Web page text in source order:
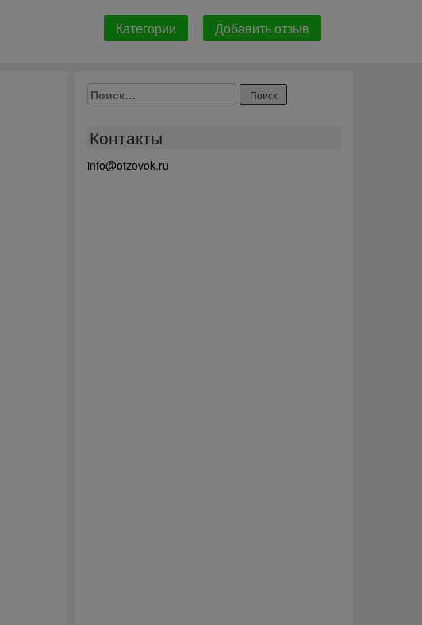
Категории Добавить отзыв
Найти:
Контакты
info@otzovok.ru